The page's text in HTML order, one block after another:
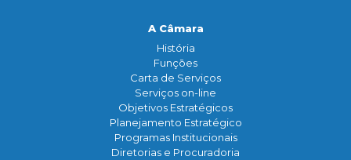
A Câmara
História
Funçōes
Carta de Serviços
Serviços on-line
Objetivos Estratégicos
Planejamento Estratégico
Programas Institucionais
Diretorias e Procuradoria